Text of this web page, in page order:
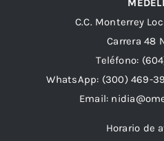
C.C. Monterrey
Carrera 48
Teléfono:
WhatsApp: (300) 469-
Email:
Horario de